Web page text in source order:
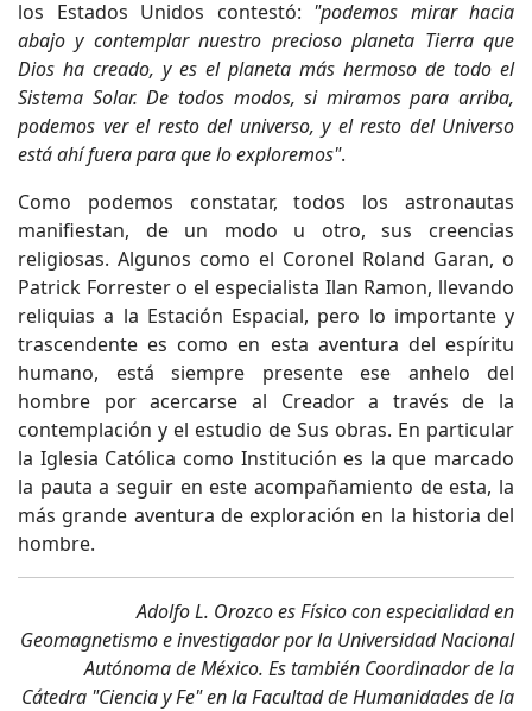
los Estados Unidos contestó: "podemos mirar hacia
abajo y contemplar nuestro precioso planeta Tierra que
Dios ha creado, y es el planeta más hermoso de todo el
Sistema Solar. De todos modos, si miramos para arriba,
podemos ver el resto del universo, y el resto del Universo
está ahí fuera para que lo exploremos".
Como podemos constatar, todos los astronautas
manifiestan, de un modo u otro, sus creencias
religiosas. Algunos como el Coronel Roland Garan, o
Patrick Forrester o el especialista Ilan Ramon, llevando
reliquias a la Estación Espacial, pero lo importante y
trascendente es como en esta aventura del espíritu
humano, está siempre presente ese anhelo del
hombre por acercarse al Creador a través de la
contemplación y el estudio de Sus obras. En particular
la Iglesia Católica como Institución es la que marcado
la pauta a seguir en este acompañamiento de esta, la
más grande aventura de exploración en la historia del
hombre.
Adolfo L. Orozco es Físico con especialidad en
Geomagnetismo e investigador por la Universidad Nacional
Autónoma de México. Es también Coordinador de la
Cátedra "Ciencia y Fe" en la Facultad de Humanidades de la